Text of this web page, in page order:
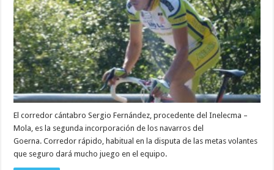
El corredor cántabro Sergio Fernández, procedente del Inelecma –
Mola, es la segunda incorporación de los navarros del
Goerna. Corredor rápido, habitual en la disputa de las metas volantes
que seguro dará mucho juego en el equipo.